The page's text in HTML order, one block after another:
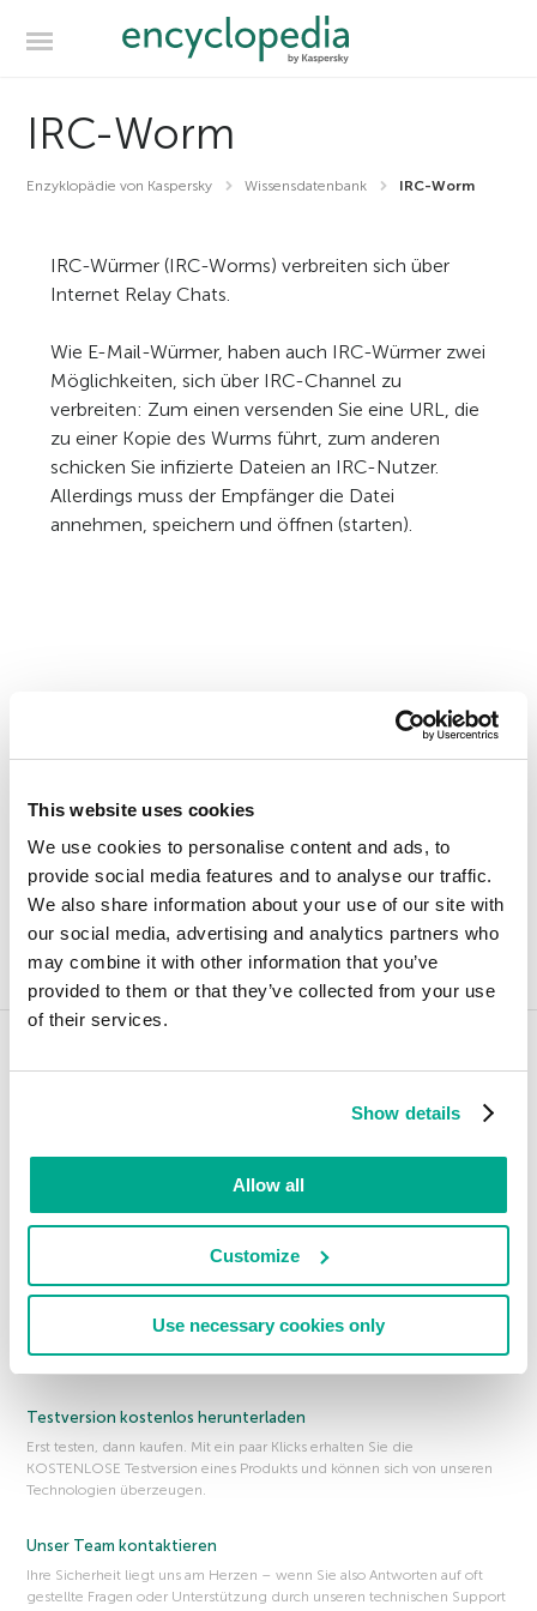
This website uses cookies
We use cookies to personalise content and ads, to
provide social media features and to analyse our traffic.
We also share information about your use of our site with
our social media, advertising and analytics partners who
may combine it with other information that you’ve
provided to them or that they’ve collected from your use
of their services.
Show details
Allow all
Customize
Use necessary cookies only
IRC-Worm
Enzyklopädie von Kaspersky Wissensdatenbank IRC-Worm
IRC-Würmer (IRC-Worms) verbreiten sich über
Internet Relay Chats.
Wie E-Mail-Würmer, haben auch IRC-Würmer zwei
Möglichkeiten, sich über IRC-Channel zu
verbreiten: Zum einen versenden Sie eine URL, die
zu einer Kopie des Wurms führt, zum anderen
schicken Sie infizierte Dateien an IRC-Nutzer.
Allerdings muss der Empfänger die Datei
annehmen, speichern und öffnen (starten).
Entdeckte Objekte
Spam und Phishing
Sicherheitslücken und Hacker
Produkte für Ihren Schutz
Mit unseren innovativen Produkten schützen Sie das, was Ihnen wichtig
ist. Erfahren Sie mehr über unsere vielfach ausgezeichnete Sicherheit.
Unsere KOSTENLOSEN Sicherheitstools sorgen dafür, dass alles so bleibt,
wie es sein sollte … auf Ihrem PC, Mac oder Mobilgerät.
Über uns
Erfahren Sie, wer wir sind … wie wir arbeiten … und warum wir uns so
dafür engagieren, die Online- & Mobile-Welt für alle sicherer zu
Testversion kostenlos herunterladen
Erst testen, dann kaufen. Mit ein paar Klicks erhalten Sie die
KOSTENLOSE Testversion eines Produkts und können sich von unseren
Technologien überzeugen.
Unser Team kontaktieren
Ihre Sicherheit liegt uns am Herzen – wenn Sie also Antworten auf oft
gestellte Fragen oder Unterstützung durch unseren technischen Support